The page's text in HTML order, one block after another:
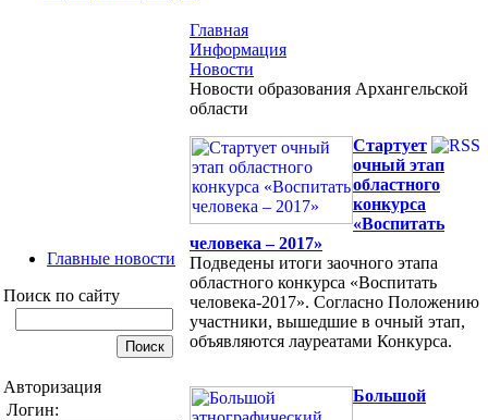
Главные новости
Поиск по сайту
Авторизация
Логин:
Главная
Информация
Новости
Новости образования Архангельской
области
Cтартует
очный этап
областного
конкурса
«Воспитать
человека – 2017»
Подведены итоги заочного этапа
областного конкурса «Воспитать
человека-2017». Согласно Положению
участники, вышедшие в очный этап,
объявляются лауреатами Конкурса.
Большой